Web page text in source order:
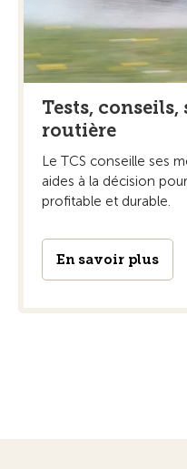
Tests,
routière
Le TCS conseille ses
aides à la décision
profitable et durable.
En savoir plus